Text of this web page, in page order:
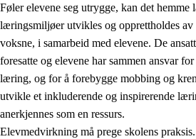
3. Prinsipper for skolens praksis
3.1 Et inkluderende læringsmiljø
Føler elevene seg utrygge, kan det
læringsmiljøer utvikles og opprettholdes
voksne, i samarbeid med elevene. De
foresatte og elevene har sammen ansvar
læring, og for å forebygge mobbing og
utvikle et inkluderende og inspirerende
anerkjennes som en ressurs.
Elevmedvirkning må prege skolens